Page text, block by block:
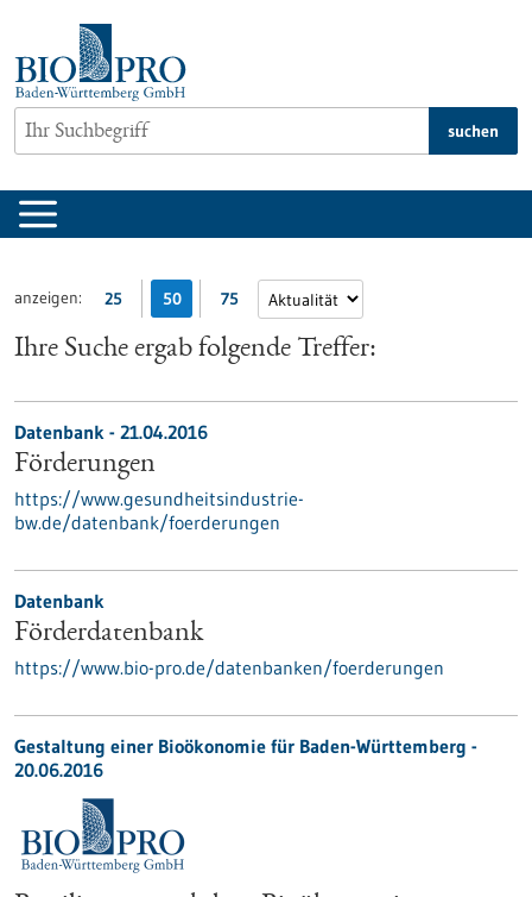
springen
suchen
anzeigen: 25 50 75
Ihre Suche ergab folgende Treffer:
Datenbank - 21.04.2016
Förderungen
https://www.gesundheitsindustrie-
bw.de/datenbank/foerderungen
Datenbank
Förderdatenbank
https://www.bio-pro.de/datenbanken/foerderungen
Gestaltung einer Bioökonomie für Baden-Württemberg -
20.06.2016